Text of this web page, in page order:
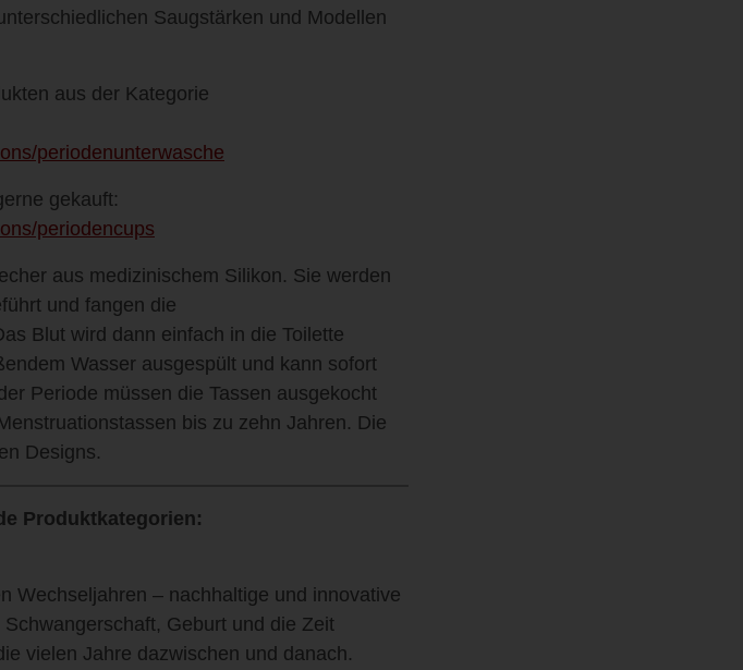
Saugstärken und Modellen
aus der Kategorie
periodenunterwasche
gekauft:
periodencups
aus medizinischem Silikon. Sie werden
und fangen die
Blut wird dann einfach in die Toilette
Wasser ausgespült und kann sofort
Periode müssen die Tassen ausgekocht
bis zu zehn Jahren. Die
Designs.
Produktkategorien:
Wechseljahren – nachhaltige und innovative
Geburt und die Zeit
vielen Jahre dazwischen und danach.